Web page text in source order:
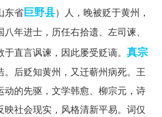
东省巨野县）人，晚被贬于黄州，
年进士，历任右拾遗、左司谏、
直言讽谏，因此屡受贬谪。 真宗
。后贬知黄州，又迁蕲州病死。王
动的先驱，文学韩愈、柳宗元，诗
映社会现实，风格清新平易。词仅